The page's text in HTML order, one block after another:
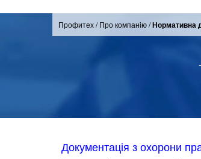
Профитех/Про компанію/Нормативна
Документація з охорони